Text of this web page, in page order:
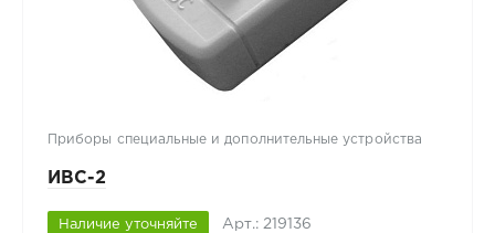
Приборы специальные и дополнительные устройства
ИВС-2
Наличие уточняйте Арт.: 219136